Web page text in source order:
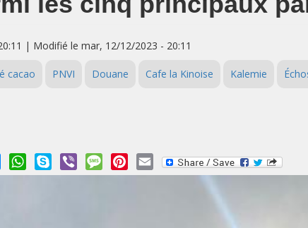
| Modifié le mar, 12/12/2023 - 20:11
cacao PNVI Douane Cafe la Kinoise Kalemie
MessengerWhatsApp
Skype Viber MessagePinterest
Email